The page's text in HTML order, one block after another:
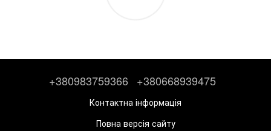
+380983759366 +380668939475
Контактна інформація
Повна версія сайту